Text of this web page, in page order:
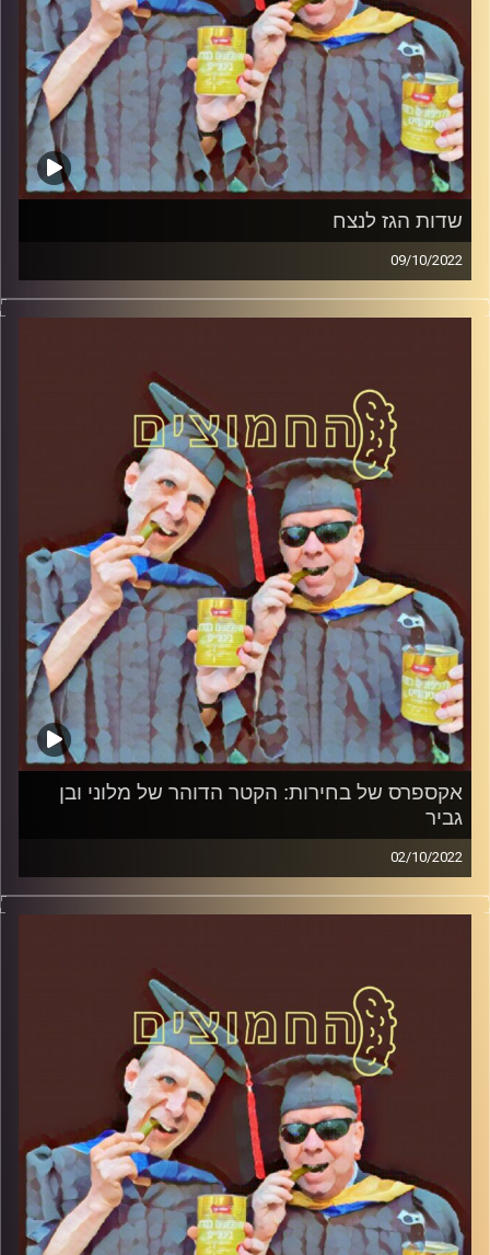
שדות הגז לנצח
09/10/2022
המערכת הפוליטית על ספת הפסיכולוג, עם פרופסור בועז בן-
דוד ופרופסור גלעד הירשברגר.
אקספרס של בחירות: הקטר הדוהר של מלוני ובן
גביר
02/10/2022
המערכת הפוליטית על ספת הפסיכולוג, עם פרופסור בועז בן-
דוד ופרופסור גלעד הירשברגר.